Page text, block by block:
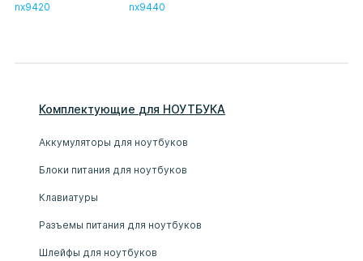
nx9420
nx9440
Комплектующие для НОУТБУКА
Аккумуляторы для ноутбуков
Блоки питания для ноутбуков
Клавиатуры
Разъемы питания для ноутбуков
Шлейфы для ноутбуков